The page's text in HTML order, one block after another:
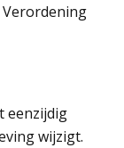
Verordening
eenzijdig
wijzigt.